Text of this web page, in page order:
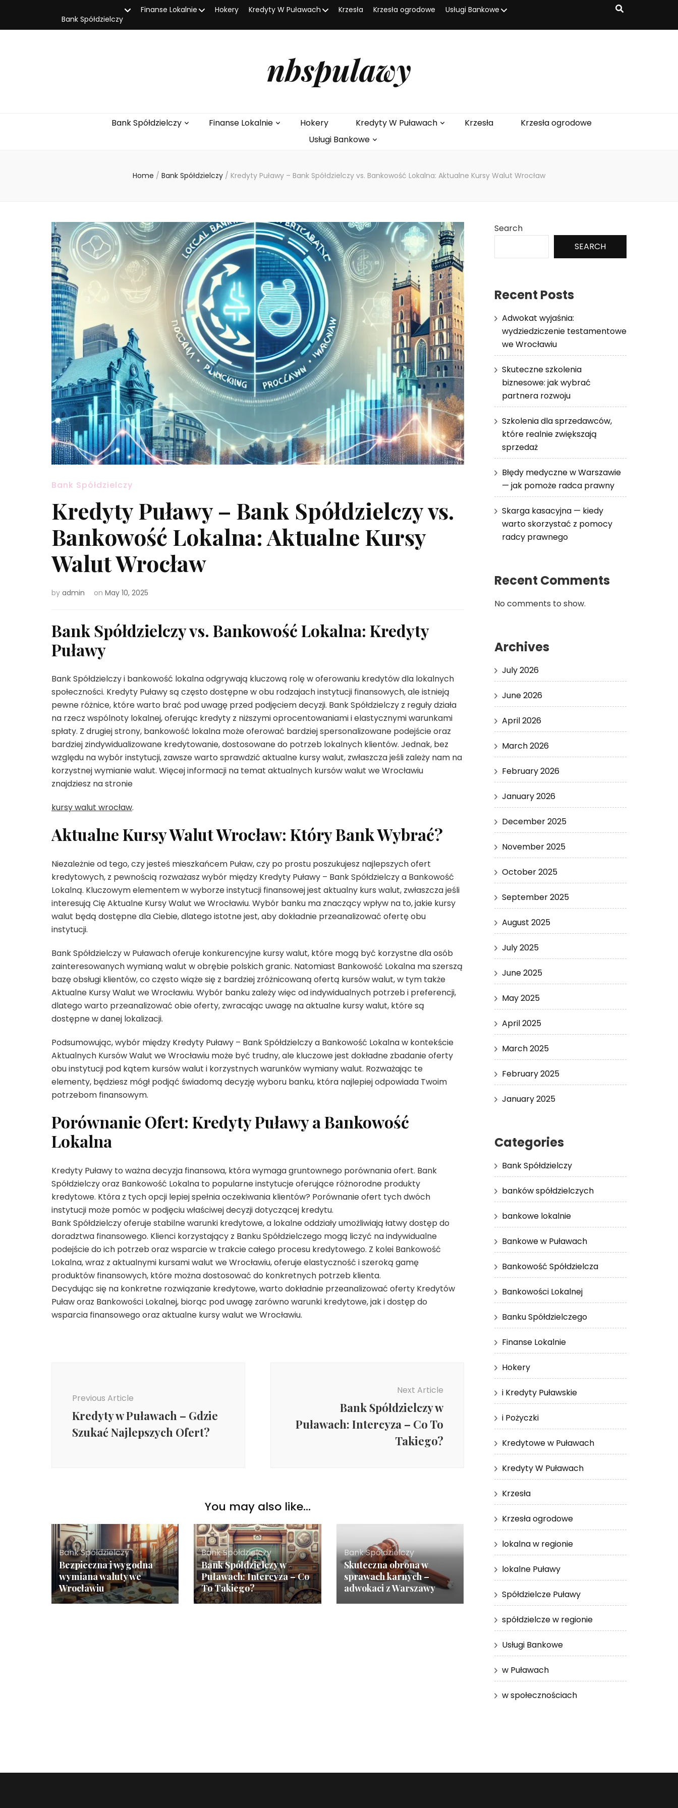
Bank Spółdzielczy
Finanse Lokalnie Hokery Kredyty W Puławach Krzesła Krzesła ogrodowe Usługi Bankowe
nbspulawy
Bank Spółdzielczy Finanse Lokalnie Hokery Kredyty W Puławach Krzesła
Krzesła ogrodowe
Usługi Bankowe
Home / Bank Spółdzielczy / Kredyty Puławy – Bank Spółdzielczy vs. Bankowość Lokalna: Aktualne Kursy Walut Wrocław
Bank Spółdzielczy
Kredyty Puławy – Bank Spółdzielczy vs.
Bankowość Lokalna: Aktualne Kursy
Walut Wrocław
by admin on May 10, 2025
Bank Spółdzielczy vs. Bankowość Lokalna: Kredyty
Puławy
Bank Spółdzielczy i bankowość lokalna odgrywają kluczową rolę w oferowaniu kredytów dla lokalnych
społeczności. Kredyty Puławy są często dostępne w obu rodzajach instytucji finansowych, ale istnieją
pewne różnice, które warto brać pod uwagę przed podjęciem decyzji. Bank Spółdzielczy z reguły działa
na rzecz wspólnoty lokalnej, oferując kredyty z niższymi oprocentowaniami i elastycznymi warunkami
spłaty. Z drugiej strony, bankowość lokalna może oferować bardziej spersonalizowane podejście oraz
bardziej zindywidualizowane kredytowanie, dostosowane do potrzeb lokalnych klientów. Jednak, bez
względu na wybór instytucji, zawsze warto sprawdzić aktualne kursy walut, zwłaszcza jeśli zależy nam na
korzystnej wymianie walut. Więcej informacji na temat aktualnych kursów walut we Wrocławiu
znajdziesz na stronie
kursy walut wrocław.
Aktualne Kursy Walut Wrocław: Który Bank Wybrać?
Niezależnie od tego, czy jesteś mieszkańcem Puław, czy po prostu poszukujesz najlepszych ofert
kredytowych, z pewnością rozważasz wybór między Kredyty Puławy – Bank Spółdzielczy a Bankowość
Lokalną. Kluczowym elementem w wyborze instytucji finansowej jest aktualny kurs walut, zwłaszcza jeśli
interesują Cię Aktualne Kursy Walut we Wrocławiu. Wybór banku ma znaczący wpływ na to, jakie kursy
walut będą dostępne dla Ciebie, dlatego istotne jest, aby dokładnie przeanalizować ofertę obu
instytucji.
Bank Spółdzielczy w Puławach oferuje konkurencyjne kursy walut, które mogą być korzystne dla osób
zainteresowanych wymianą walut w obrębie polskich granic. Natomiast Bankowość Lokalna ma szerszą
bazę obsługi klientów, co często wiąże się z bardziej zróżnicowaną ofertą kursów walut, w tym także
Aktualne Kursy Walut we Wrocławiu. Wybór banku zależy więc od indywidualnych potrzeb i preferencji,
dlatego warto przeanalizować obie oferty, zwracając uwagę na aktualne kursy walut, które są
dostępne w danej lokalizacji.
Podsumowując, wybór między Kredyty Puławy – Bank Spółdzielczy a Bankowość Lokalna w kontekście
Aktualnych Kursów Walut we Wrocławiu może być trudny, ale kluczowe jest dokładne zbadanie oferty
obu instytucji pod kątem kursów walut i korzystnych warunków wymiany walut. Rozważając te
elementy, będziesz mógł podjąć świadomą decyzję wyboru banku, która najlepiej odpowiada Twoim
potrzebom finansowym.
Porównanie Ofert: Kredyty Puławy a Bankowość
Lokalna
Kredyty Puławy to ważna decyzja finansowa, która wymaga gruntownego porównania ofert. Bank
Spółdzielczy oraz Bankowość Lokalna to popularne instytucje oferujące różnorodne produkty
kredytowe. Która z tych opcji lepiej spełnia oczekiwania klientów? Porównanie ofert tych dwóch
instytucji może pomóc w podjęciu właściwej decyzji dotyczącej kredytu.
Bank Spółdzielczy oferuje stabilne warunki kredytowe, a lokalne oddziały umożliwiają łatwy dostęp do
doradztwa finansowego. Klienci korzystający z Banku Spółdzielczego mogą liczyć na indywidualne
podejście do ich potrzeb oraz wsparcie w trakcie całego procesu kredytowego. Z kolei Bankowość
Lokalna, wraz z aktualnymi kursami walut we Wrocławiu, oferuje elastyczność i szeroką gamę
produktów finansowych, które można dostosować do konkretnych potrzeb klienta.
Decydując się na konkretne rozwiązanie kredytowe, warto dokładnie przeanalizować oferty Kredytów
Puław oraz Bankowości Lokalnej, biorąc pod uwagę zarówno warunki kredytowe, jak i dostęp do
wsparcia finansowego oraz aktualne kursy walut we Wrocławiu.
Previous Article
Kredyty w Puławach – Gdzie
Szukać Najlepszych Ofert?
Next Article
Bank Spółdzielczy w
Puławach: Intercyza – Co To
Takiego?
You may also like...
Bank Spółdzielczy
Bezpieczna i wygodna
wymiana waluty we
Wrocławiu
Bank Spółdzielczy
Bank Spółdzielczy w
Puławach: Intercyza – Co
To Takiego?
Bank Spółdzielczy
Skuteczna obrona w
sprawach karnych –
adwokaci z Warszawy
Search
SEARCH
Recent Posts
Adwokat wyjaśnia:
wydziedziczenie testamentowe
we Wrocławiu
Skuteczne szkolenia
biznesowe: jak wybrać
partnera rozwoju
Szkolenia dla sprzedawców,
które realnie zwiększają
sprzedaż
Błędy medyczne w Warszawie
— jak pomoże radca prawny
Skarga kasacyjna — kiedy
warto skorzystać z pomocy
radcy prawnego
Recent Comments
No comments to show.
Archives
July 2026
June 2026
April 2026
March 2026
February 2026
January 2026
December 2025
November 2025
October 2025
September 2025
August 2025
July 2025
June 2025
May 2025
April 2025
March 2025
February 2025
January 2025
Categories
Bank Spółdzielczy
banków spółdzielczych
bankowe lokalnie
Bankowe w Puławach
Bankowość Spółdzielcza
Bankowości Lokalnej
Banku Spółdzielczego
Finanse Lokalnie
Hokery
i Kredyty Puławskie
i Pożyczki
Kredytowe w Puławach
Kredyty W Puławach
Krzesła
Krzesła ogrodowe
lokalna w regionie
lokalne Puławy
Spółdzielcze Puławy
spółdzielcze w regionie
Usługi Bankowe
w Puławach
w społecznościach